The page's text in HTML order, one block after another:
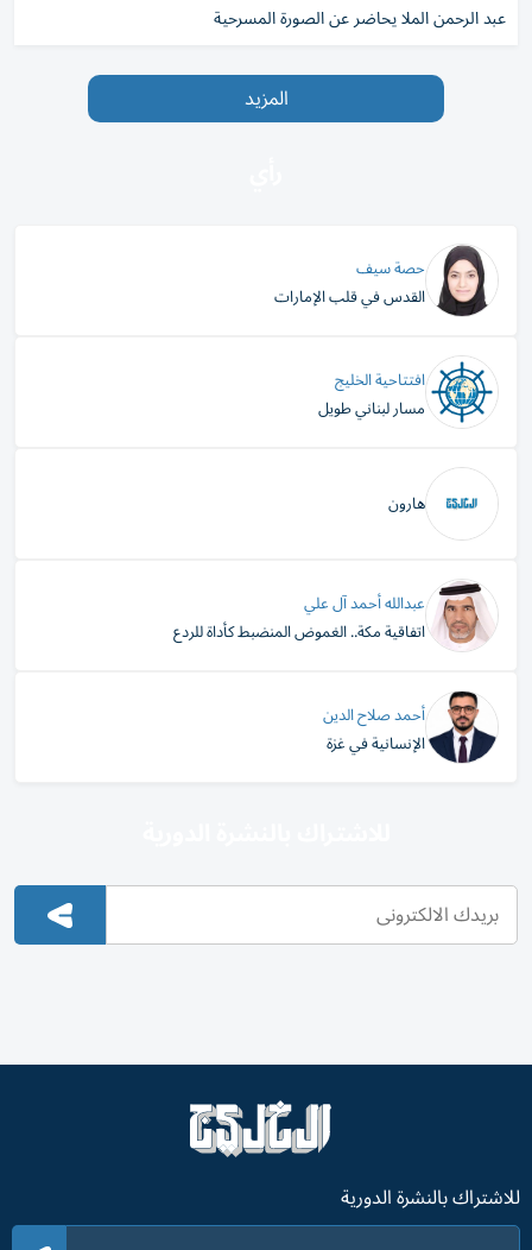
عبد الرحمن الملا يحاضر عن الصورة المسرحية
المزيد
حصة سيف
القدس في قلب الإمارات
افتتاحية الخليج
مسار لبناني طويل
هارون
عبدالله أحمد آل علي
اتفاقية مكة.. الغموض المنضبط كأداة للردع
أحمد صلاح الدين
الإنسانية في غزة
للاشتراك بالنشرة الدورية